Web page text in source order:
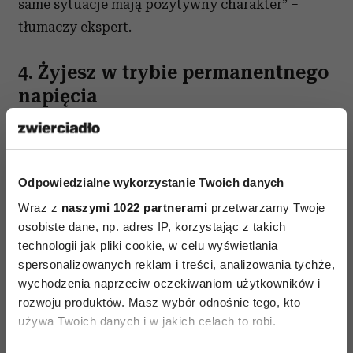
Odpowiedzialne wykorzystanie Twoich danych
Wraz z naszymi 1022 partnerami przetwarzamy Twoje
osobiste dane, np. adres IP, korzystając z takich
technologii jak pliki cookie, w celu wyświetlania
spersonalizowanych reklam i treści, analizowania tychże,
wychodzenia naprzeciw oczekiwaniom użytkowników i
rozwoju produktów. Masz wybór odnośnie tego, kto
używa Twoich danych i w jakich celach to robi.
same sytuacje mają pozytywny charakter” –
tłumaczy ekspert.
4. Żyjesz w trybie permanentnego
napięcia
Autosabotaż bardzo często nasila się wtedy, gdy
żyjemy w permanentnym stresie. Przemęczony
układ nerwowy nie myśli kategoriami spełnienia
i szybka ulga. „W sytuacjach, które postrzegamy
jako groźne, nawet jeśli zagrożeniem jest
potencjalny sukces czy ewaluacja, ludzie często
wybierają zachowania, które wydają się
bezpieczne, nawet jeśli w dłuższej